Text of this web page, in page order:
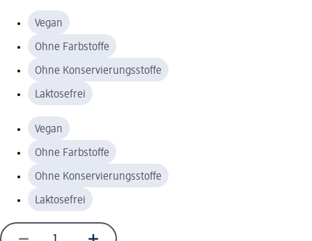
Vegan
Ohne Farbstoffe
Ohne Konservierungsstoffe
Laktosefrei
Vegan
Ohne Farbstoffe
Ohne Konservierungsstoffe
Laktosefrei